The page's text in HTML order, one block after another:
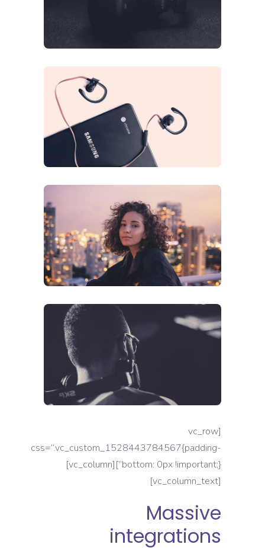
[vc_row
css=”.vc_custom_1528443784567{padding-
bottom: 0px !important;}”][vc_column]
[vc_column_text]
Massive
integrations